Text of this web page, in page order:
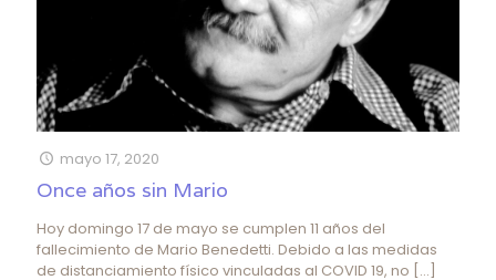
mayo 17, 2020
Once años sin Mario
Hoy domingo 17 de mayo se cumplen 11 años del
fallecimiento de Mario Benedetti. Debido a las medidas
de distanciamiento físico vinculadas al COVID 19, no […]